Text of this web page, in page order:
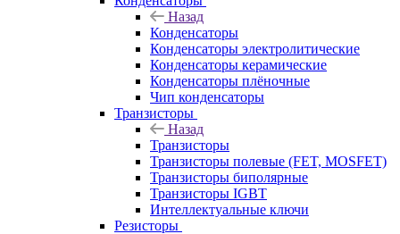
Назад
Конденсаторы
Конденсаторы электролитические
Конденсаторы керамические
Конденсаторы плёночные
Чип конденсаторы
Транзисторы
Назад
Транзисторы
Транзисторы полевые (FET, MOSFET)
Транзисторы биполярные
Транзисторы IGBT
Интеллектуальные ключи
Резисторы